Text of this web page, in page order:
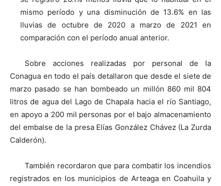
mismo período y una disminución de 13.6% en las
lluvias de octubre de 2020 a marzo de 2021 en
comparación con el período anual anterior.
Sobre acciones realizadas por personal de la
Conagua en todo el país detallaron que desde el siete de
marzo pasado se han bombeado un millón 860 mil 804
litros de agua del Lago de Chapala hacia el río Santiago,
en apoyo a 200 mil personas por el bajo almacenamiento
del embalse de la presa Elías González Chávez (La Zurda
Calderón).
También recordaron que para combatir los incendios
registrados en los municipios de Arteaga en Coahuila y